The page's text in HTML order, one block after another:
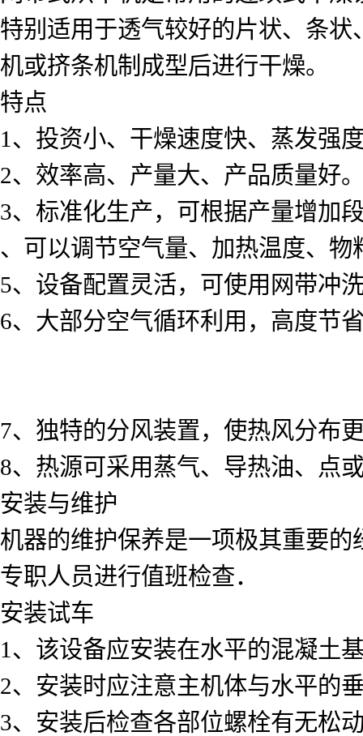
特别适用于透气较好的片状、条
机或挤条机制成型后进行干燥。
特点
1、投资小、干燥速度快、蒸发强
2、效率高、产量大、产品质量好
3、标准化生产，可根据产量增加
、可以调节空气量、加热温度、
5、设备配置灵活，可使用网带冲
6、大部分空气循环利用，高度节
7、独特的分风装置，使热风分布
8、热源可采用蒸气、导热油、点
安装与维护
机器的维护保养是一项极其重要
专职人员进行值班检查．
安装试车
1、该设备应安装在水平的混凝土
2、安装时应注意主机体与水平的
3、安装后检查各部位螺栓有无松